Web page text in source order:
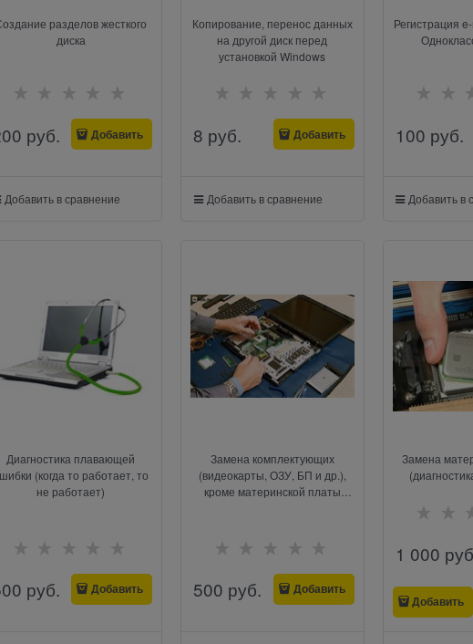
разделов жесткого
диска
руб. Добавить
Добавить в сравнение
Копирование, перенос данных
на другой диск перед
установкой Windows
8 руб. Добавить
Добавить в сравнение
Регистрация
100 руб.
Добавить в
Диагностика плавающей
(когда то работает, то
не работает)
руб. Добавить
Замена комплектующих
(видеокарты, ОЗУ, БП и др.),
кроме материнской платы
500 руб. Добавить
Замена
1 000
Добавить